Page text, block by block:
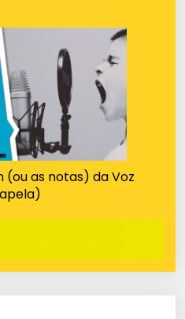
(ou as notas) da Voz